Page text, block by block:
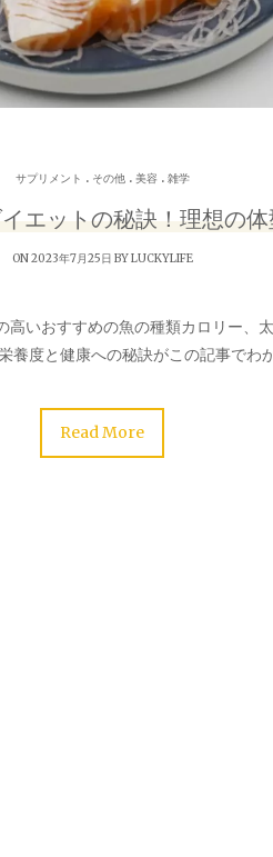
サプリメント . その他. 美容 . 雑学
エットの秘訣！理想の
ON 2023年7月25日 BYLUCKYLIFE
高いおすすめの魚の種類カロリー、
養度と健康への秘訣がこの記事でわ
Read More